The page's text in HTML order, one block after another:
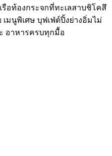
อท้องกระจกที่ทะเลสาบชิโคสึ
มนูพิเศษ บุฟเฟ่ต์ปิ้งย่างอิ่มไม่
อาหารครบทุกมื้อ